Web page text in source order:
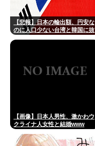
【悲報】日本の輸出額、円安な
のに人口少ない台湾と韓国に抜
【画像】日本人男性、激かわウ
クライナ人女性と結婚www